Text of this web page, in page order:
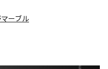
ーブル